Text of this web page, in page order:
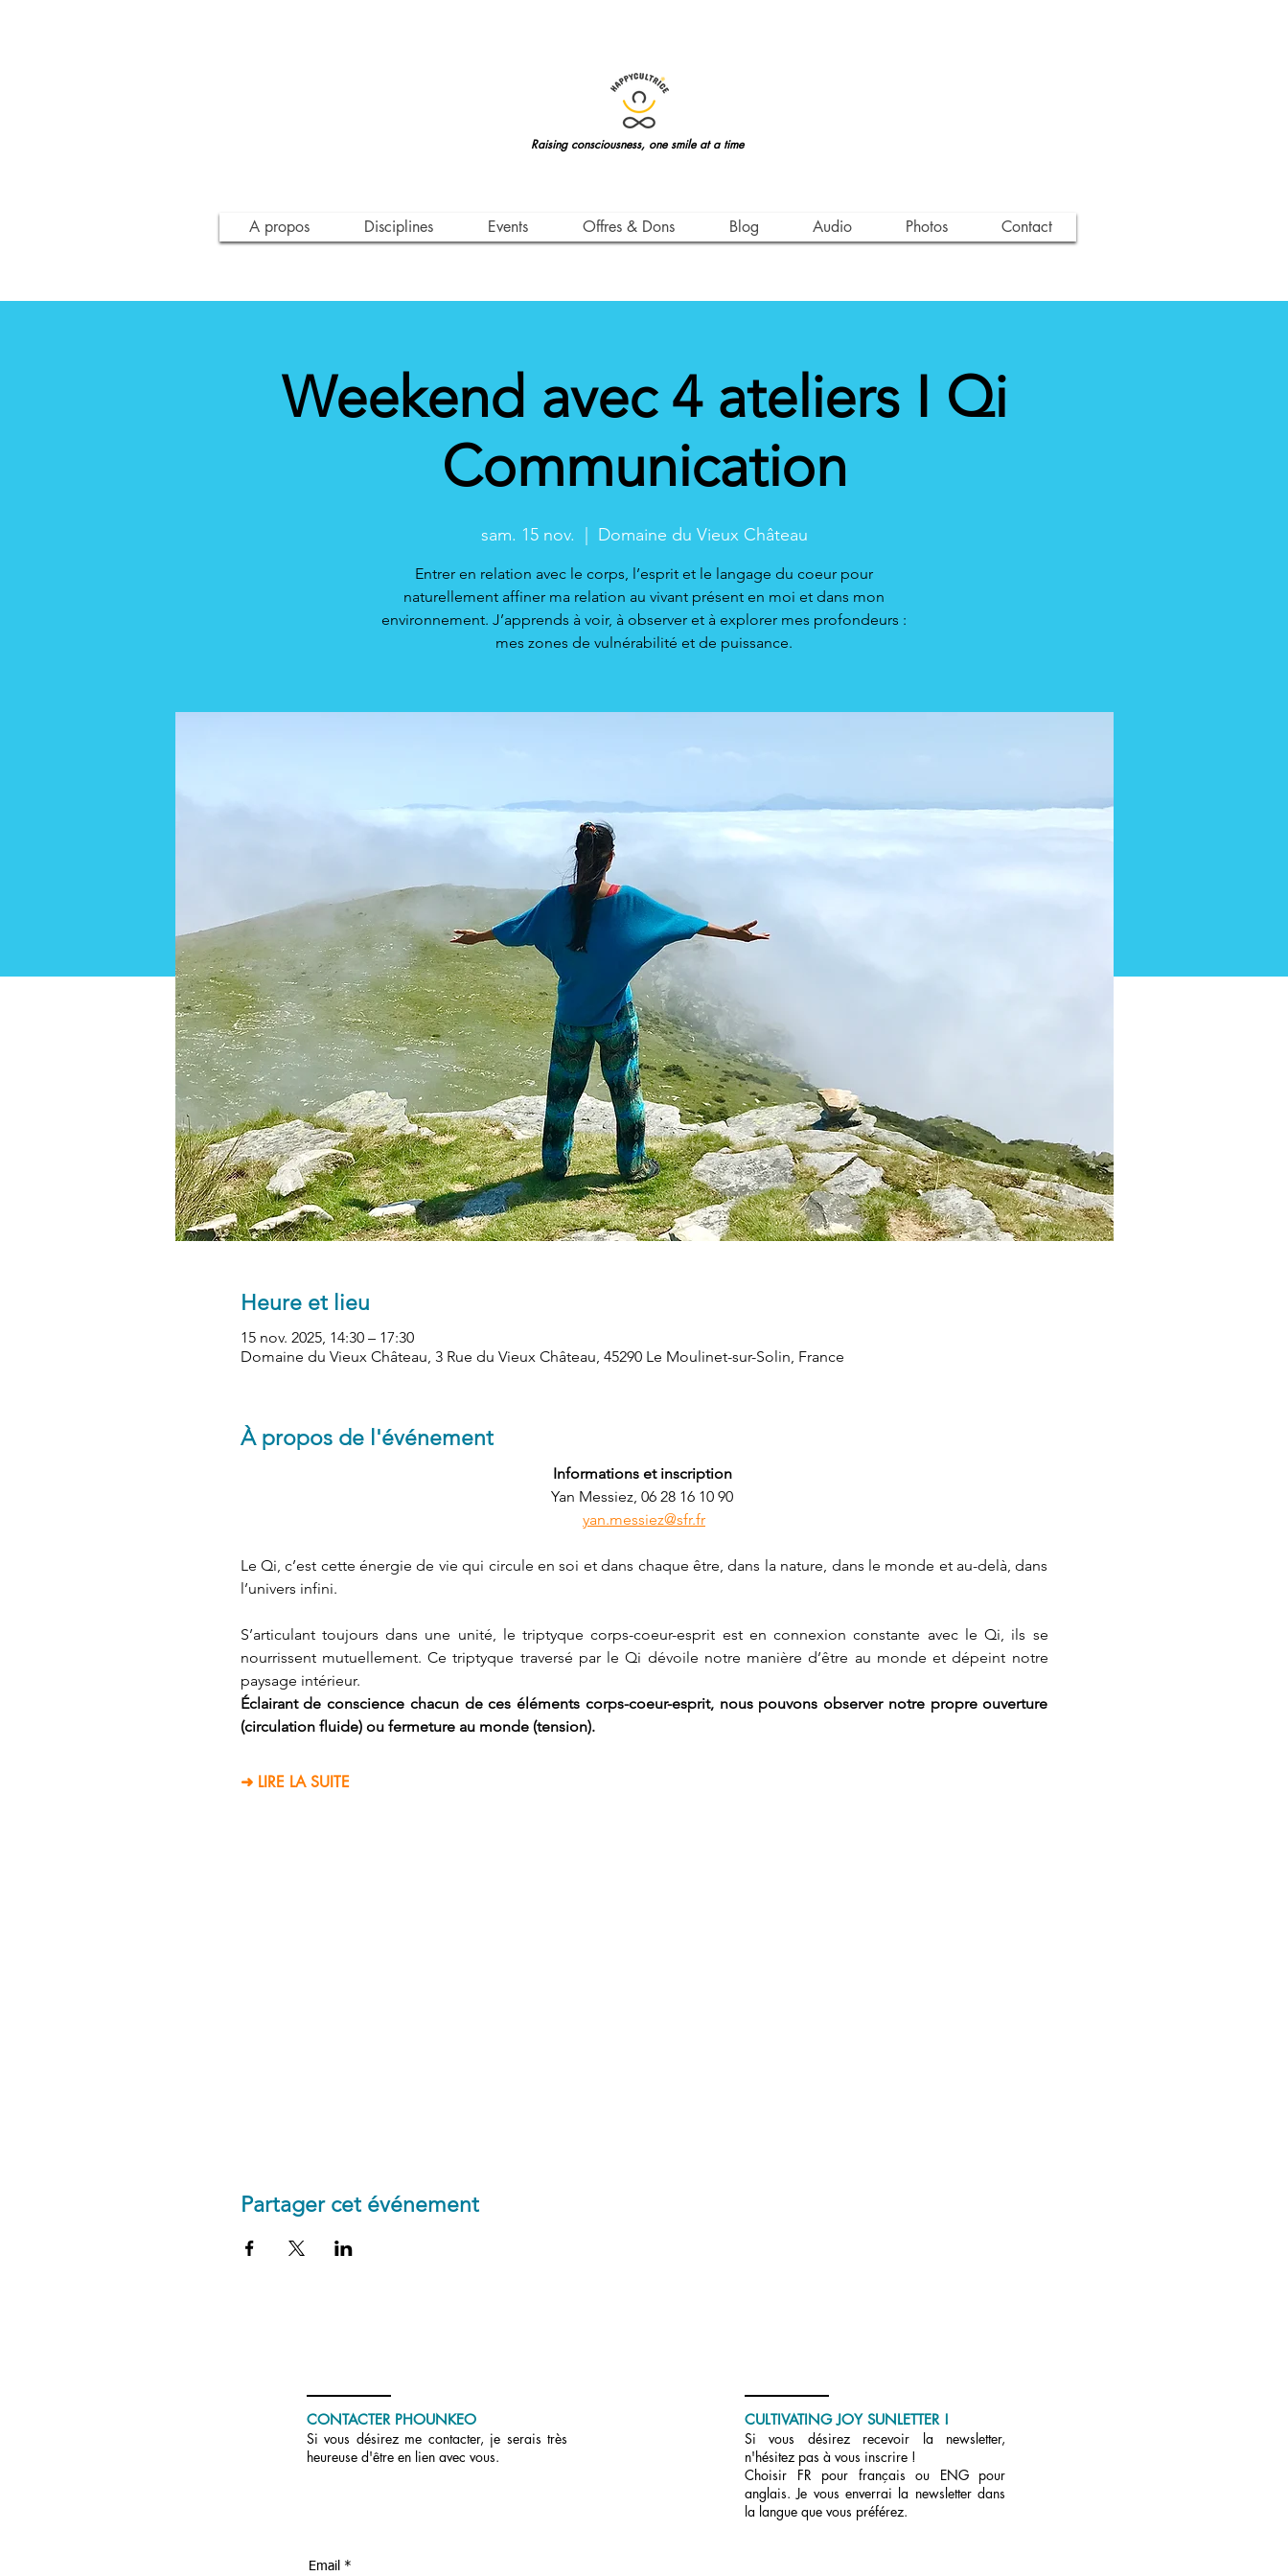
Raising consciousness, one smile at a time
Weekend avec 4 ateliers I Qi
Communication
sam. 15 nov. Domaine du Vieux Château
Entrer en relation avec le corps, l’esprit et le langage du coeur pour
naturellement affiner ma relation au vivant présent en moi et dans mon
environnement. J’apprends à voir, à observer et à explorer mes profondeurs :
mes zones de vulnérabilité et de puissance.
Heure et lieu
15 nov. 2025, 14:30 – 17:30
Domaine du Vieux Château, 3 Rue du Vieux Château, 45290 Le Moulinet-sur-Solin, France
À propos de l'événement
Informations et inscription
Yan Messiez, 06 28 16 10 90
yan.messiez@sfr.fr
Le Qi, c’est cette énergie de vie qui circule en soi et dans chaque être, dans la nature, dans le monde et au-delà, dans
l’univers infini.
S’articulant toujours dans une unité, le triptyque corps-coeur-esprit est en connexion constante avec le Qi, ils se
nourrissent mutuellement. Ce triptyque traversé par le Qi dévoile notre manière d’être au monde et dépeint notre
paysage intérieur.
Éclairant de conscience chacun de ces éléments corps-coeur-esprit, nous pouvons observer notre propre ouverture
(circulation fluide) ou fermeture au monde (tension).
➜ LIRE LA SUITE
Partager cet événement
A propos Disciplines Events Offres & Dons Blog Audio Photos Contact
CONTACTER PHOUNKEO
Si vous désirez me contacter, je serais très
heureuse d'être en lien avec vous.
Email *
CULTIVATING JOY SUNLETTER !
Si vous désirez recevoir la newsletter,
n'hésitez pas à vous inscrire !
Choisir FR pour français ou ENG pour
anglais. Je vous enverrai la newsletter dans
la langue que vous préférez.